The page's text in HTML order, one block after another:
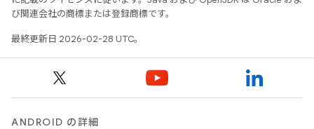
び関連会社の商標または登録商標です。
最終更新日 2026-02-28 UTC。
ANDROID の詳細